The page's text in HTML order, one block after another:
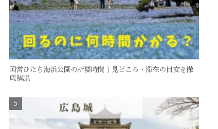
国営ひたち海浜公園の所要時間｜見どころ・滞在の目安を徹
底解説